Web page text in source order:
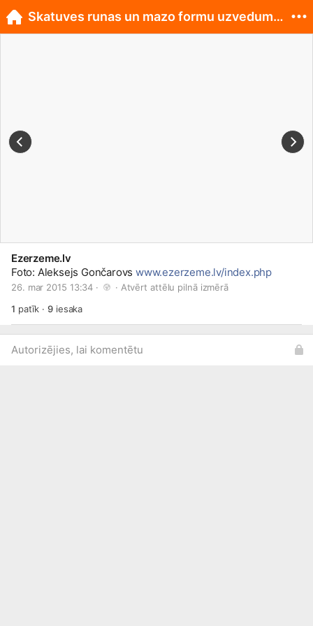
Ezerzeme.lv
Foto: Aleksejs Gončarovswww.ezerzeme.lv/index.php
26. mar 2015 13:34 · · Atvērt attēlu pilnā izmērā
1 patīk ·9iesaka
Autorizējies, lai komentētu
Skatuves runas un mazo formu uzvedumu konkurss